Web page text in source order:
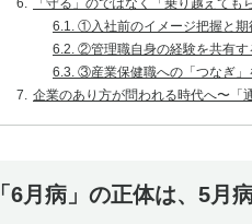
6.
「守る」のではなく「乗り越えても
6.1. ①入社前のイメージ把握と期
6.2. ②管理職自身の経験を共有す
6.3. ③産業保健職への「つなぎ」
7. 企業のあり方が問われる時代へ〜「
「6月病」の正体は、5月